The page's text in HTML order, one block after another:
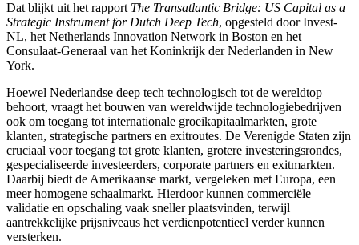
Dat blijkt uit het rapport The Transatlantic Bridge: US Capital as a
Strategic Instrument for Dutch Deep Tech, opgesteld door Invest-
NL, het Netherlands Innovation Network in Boston en het
Consulaat-Generaal van het Koninkrijk der Nederlanden in New
York.
Hoewel Nederlandse deep tech technologisch tot de wereldtop
behoort, vraagt het bouwen van wereldwijde technologiebedrijven
ook om toegang tot internationale groeikapitaalmarkten, grote
klanten, strategische partners en exitroutes. De Verenigde Staten zijn
cruciaal voor toegang tot grote klanten, grotere investeringsrondes,
gespecialiseerde investeerders, corporate partners en exitmarkten.
Daarbij biedt de Amerikaanse markt, vergeleken met Europa, een
meer homogene schaalmarkt. Hierdoor kunnen commerciële
validatie en opschaling vaak sneller plaatsvinden, terwijl
aantrekkelijke prijsniveaus het verdienpotentieel verder kunnen
versterken.